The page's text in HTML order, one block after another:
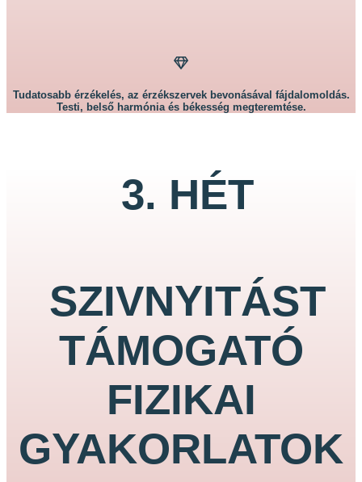
Tudatosabb érzékelés, az érzékszervek bevonásával fájdalomoldás.
Testi, belső harmónia és békesség megteremtése.
3. HÉT
SZIVNYITÁST
TÁMOGATÓ
FIZIKAI
GYAKORLATOK